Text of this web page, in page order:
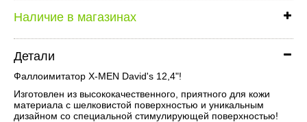
Наличие в магазинах
Детали
Фаллоимитатор X-MEN David's 12,4"!
Изготовлен из высококачественного, приятного для кожи
материала с шелковистой поверхностью и уникальным
дизайном со специальной стимулирующей поверхностью!